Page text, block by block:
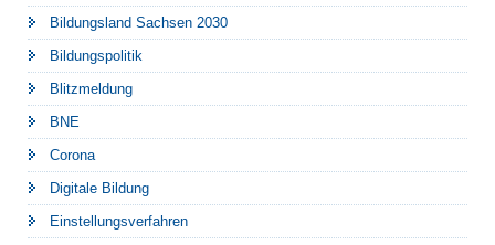
Bildungsland Sachsen 2030
Bildungspolitik
Blitzmeldung
BNE
Corona
Digitale Bildung
Einstellungsverfahren